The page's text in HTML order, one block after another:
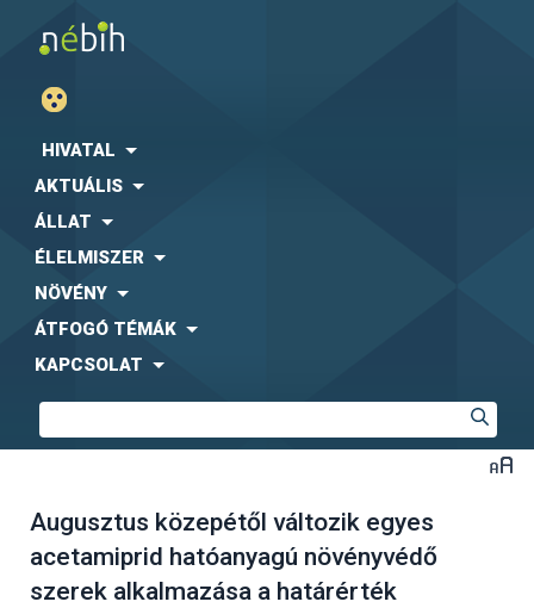
HIVATAL
AKTUÁLIS
ÁLLAT
ÉLELMISZER
NÖVÉNY
ÁTFOGÓ TÉMÁK
KAPCSOLAT
Augusztus közepétől változik egyes
acetamiprid hatóanyagú növényvédő
szerek alkalmazása a határérték